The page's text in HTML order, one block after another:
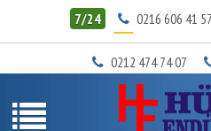
7/24 0216 606 41 57
0212 474 74 07